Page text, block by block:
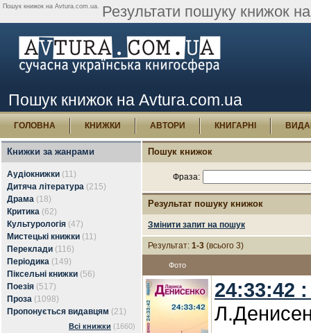
Пошук книжок на Avtura.com.ua. Результати пошуку книжок
Пошук книжок на Avtura.com.ua
ГОЛОВНА КНИЖКИ АВТОРИ КНИГАРНІ
Книжки за жанрами
Аудіокнижки (11)
Дитяча література (215)
Драма (18)
Критика (62)
Культурологія (47)
Мистецькі книжки (11)
Переклади (116)
Періодика (149)
Піксельні книжки (56)
Поезія (517)
Проза (1098)
Пропонується видавцям (21)
Всі книжки (1660)
Пошук книжок
Фраза:
Результат пошуку книжок
Змінити запит на пошук
Результат: 1-3 (всього 3)
Фото
24:33:42